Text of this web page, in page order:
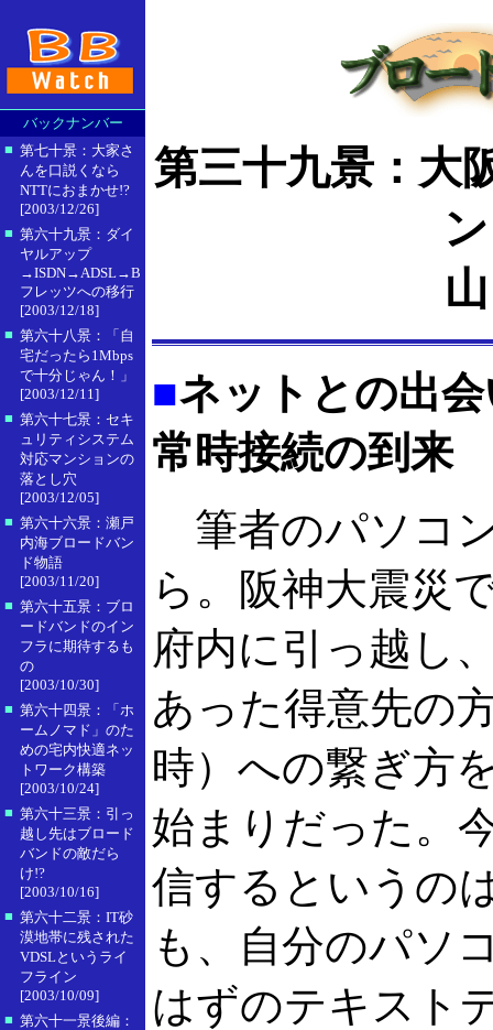
バックナンバー
■ 第七十景：大家さ
んを口説くなら
NTTにおまかせ!?
[2003/12/26]
■ 第六十九景：ダイ
ヤルアップ
→ISDN→ADSL→B
フレッツへの移行
[2003/12/18]
■ 第六十八景：「自
宅だったら1Mbps
で十分じゃん！」
[2003/12/11]
■ 第六十七景：セキ
ュリティシステム
対応マンションの
落とし穴
[2003/12/05]
■ 第六十六景：瀬戸
内海ブロードバン
ド物語
[2003/11/20]
■ 第六十五景：ブロ
ードバンドのイン
フラに期待するも
の
[2003/10/30]
■ 第六十四景：「ホ
ームノマド」のた
めの宅内快適ネッ
トワーク構築
[2003/10/24]
■ 第六十三景：引っ
越し先はブロード
バンドの敵だら
け!?
[2003/10/16]
■ 第六十二景：IT砂
漠地帯に残された
VDSLというライ
フライン
[2003/10/09]
■ 第六十一景後編：
第三十九景：大
■ネットとの出
常時接続の到来
筆者のパソコ
ら。阪神大震災
府内に引っ越し
あった得意先の
時）への繋ぎ方
始まりだった。
信するというの
も、自分のパソ
はずのテキスト